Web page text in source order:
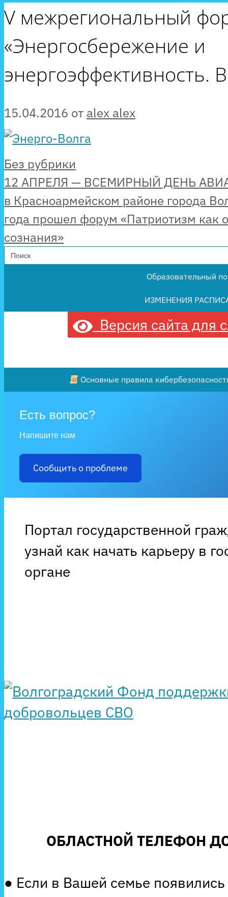
V межрегиональный
«Энергосбережение и
энергоэффективность.
15.04.2016 от alex alex
Рубрики
Без рубрики
12 АПРЕЛЯ — ВСЕМИРНЫЙ ДЕНЬ
в Красноармейском районе города
года прошел форум «Патриотизм как
сознания»
Search
for:
Образовательный
ИЗМЕНЕНИЯ
Версия сайта для
Основные правила
Есть вопрос?
Напишите нам
Сообщить о проблеме
Портал государственной
узнай как начать карьеру в
органе
ОБЛАСТНОЙ ТЕЛЕФОН
● Если в Вашей семье